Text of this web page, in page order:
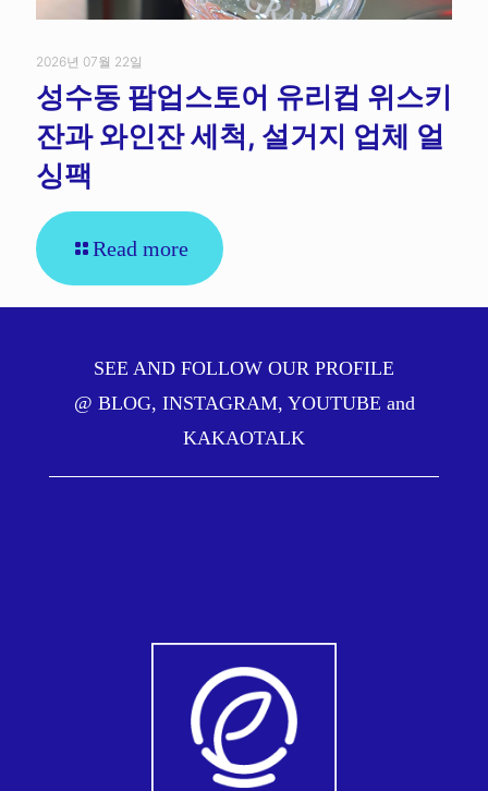
2026년 07월 22일
성수동 팝업스토어 유리컵 위스키
잔과 와인잔 세척, 설거지 업체 얼
싱팩
Read more
SEE AND FOLLOW OUR PROFILE
@ BLOG, INSTAGRAM, YOUTUBE and
KAKAOTALK